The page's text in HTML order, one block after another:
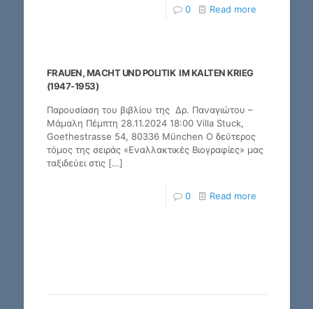
0 Read more
FRAUEN, MACHT UND POLITIK IM KALTEN KRIEG
(1947-1953)
Παρουσίαση του βιβλίου της Δρ. Παναγιώτου –
Μάμαλη Πέμπτη 28.11.2024 18:00 Villa Stuck,
Goethestrasse 54, 80336 München Ο δεύτερος
τόμος της σειράς «Εναλλακτικές Βιογραφίες» μας
ταξιδεύει στις[…]
0 Read more